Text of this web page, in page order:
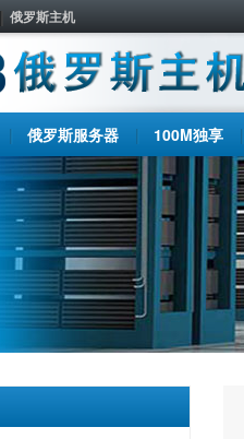
俄罗斯主机
俄罗斯服务器 100M独享